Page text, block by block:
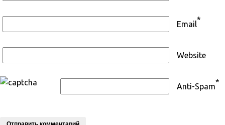
Email*
Website
Anti-Spam*